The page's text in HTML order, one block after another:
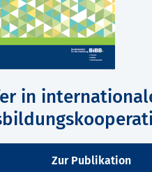
in
Zur Publikation